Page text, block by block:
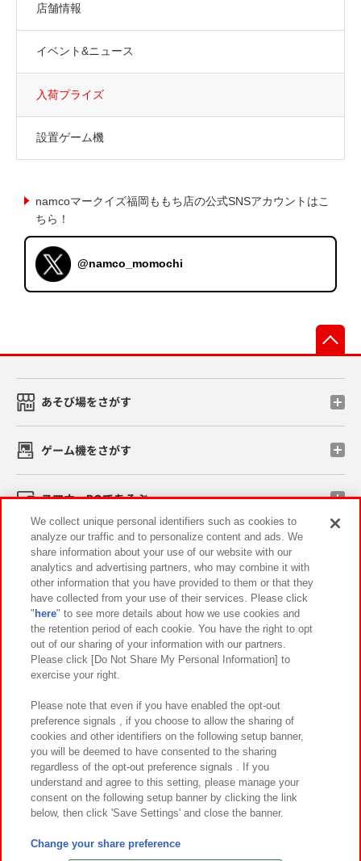
店舗情報
イベント&ニュース
入荷プライズ
設置ゲーム機
namcoマークイズ福岡ももち店の公式SNSアカウントはこ
ちら！
@namco_momochi
あそび場をさがす
ゲーム機をさがす
スマホ・PCであそぶ
イベント・キャンペーン
関連会社 サステナビリティ サイトポリシー
プライバシーポリシー ウェブアクセシビリティ方針と検証結果
お取引先さまとともに
カスタマーハラスメント対応方針 よくあるご質問・お問い合わせ
©Bandai Namco Amusement Inc.
©Bandai Namco Amusement Lab Inc.
We collect unique personal identifiers such as cookies to
analyze our traffic and to personalize content and ads. We
share information about your use of our website with our
analytics and advertising partners, who may combine it with
other information that you have provided to them or that they
have collected from your use of their services. Please click
" here" to see more details about how we use cookies and
the retention period of each cookie. You have the right to opt
out of our sharing of your information with our partners.
Please click [Do Not Share My Personal Information] to
exercise your right.
Please note that even if you have enabled the opt-out
preference signals , if you choose to allow the sharing of
cookies and other identifiers on the following setup banner,
you will be deemed to have consented to the sharing
regardless of the opt-out preference signals . If you
understand and agree to this setting, please manage your
consent on the following setup banner by clicking the link
below, then click 'Save Settings' and close the banner.
Change your share preference